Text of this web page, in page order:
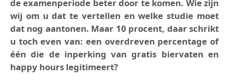
de examenperiode beter door te komen. Wie zijn
wij om u dat te vertellen en welke studie moet
dat nog aantonen. Maar 10 procent, daar schrikt
u toch even van: een overdreven percentage of
één die de inperking van gratis biervaten en
happy hours legitimeert?